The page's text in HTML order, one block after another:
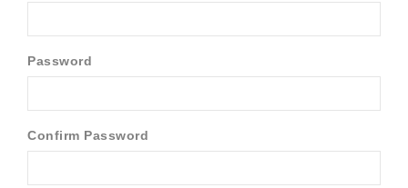
Password
Confirm Password